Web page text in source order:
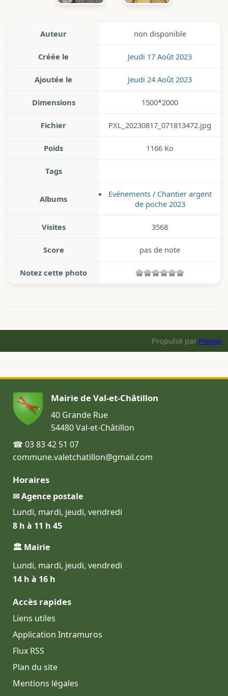
Auteur non disponible
Créée le Jeudi 17 Août 2023
Ajoutée le Jeudi 24 Août 2023
Dimensions 1500*2000
Fichier PXL_20230817_071813472.jpg
Poids 1166 Ko
Tags
Albums Evénements/ Chantier argent
de poche 2023
Visites 3568
Score pas de note
Notez cette photo
Propulsé par Piwigo
Mairie de Val-et-Châtillon
40 Grande Rue
54480 Val-et-Châtillon
☎ 03 83 42 51 07
commune.valetchatillon@gmail.com
Horaires
✉ Agence postale
Lundi, mardi, jeudi, vendredi
8 h à 11 h 45
🏛 Mairie
Lundi, mardi, jeudi, vendredi
14 h à 16 h
Accès rapides
Liens utiles
Application Intramuros
Flux RSS
Plan du site
Mentions légales